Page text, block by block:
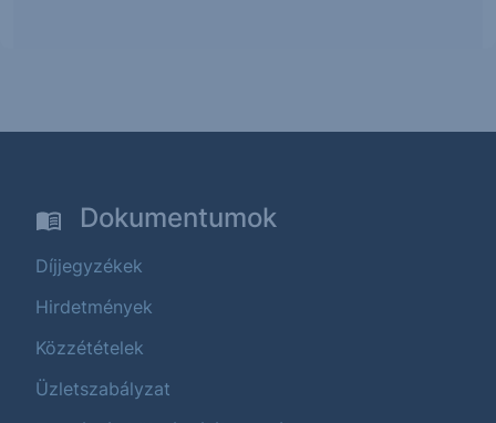
Dokumentumok
Díjjegyzékek
Hirdetmények
Közzétételek
Üzletszabályzat